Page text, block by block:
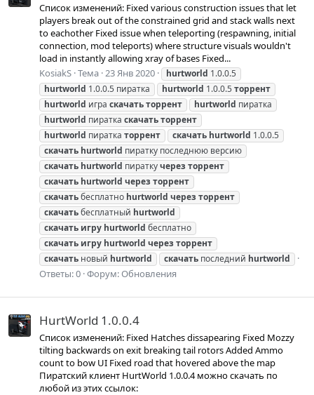
Список изменений: Fixed various construction issues that let
players break out of the constrained grid and stack walls next
to eachother Fixed issue when teleporting (respawning, initial
connection, mod teleports) where structure visuals wouldn't
load in instantly allowing xray of bases Fixed...
KosiakS Тема 23 Янв 2020 hurtworld 1.0.0.5
hurtworld 1.0.0.5 пиратка hurtworld 1.0.0.5 торрент
hurtworld игра скачатьторрент hurtworld пиратка
hurtworld пиратка скачатьторрент
hurtworld пиратка торрент скачать hurtworld 1.0.0.5
скачать hurtworld пиратку последнюю версию
скачать hurtworld пираткучерез торрент
скачать hurtworld через торрент
скачатьбесплатно hurtworld через торрент
скачатьбесплатный hurtworld
скачать игру hurtworld бесплатно
скачать игру hurtworld через торрент
скачать новый hurtworld скачать последний hurtworld
Ответы: 0 Форум:Обновления
HurtWorld 1.0.0.4
Список изменений: Fixed Hatches dissapearing Fixed Mozzy
tilting backwards on exit breaking tail rotors Added Ammo
count to bow UI Fixed road that hovered above the map
Пиратский клиент HurtWorld 1.0.0.4 можно скачать по
любой из этих ссылок: